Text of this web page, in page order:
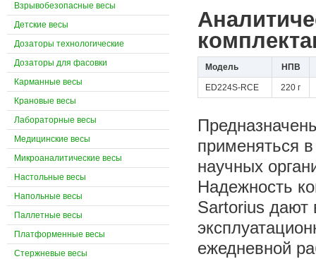
Модель НПВ
ED224S-RCE 220 г
применяться
научных
Надежность
Sartorius дают
ежедневной
Взрывобезопасные весы
Детские весы
Дозаторы технологические
Дозаторы для фасовки
Карманные весы
Крановые весы
Лабораторные весы
Медицинские весы
Микроаналитические весы
Настольные весы
Напольные весы
Паллетные весы
Платформенные весы
Стержневые весы